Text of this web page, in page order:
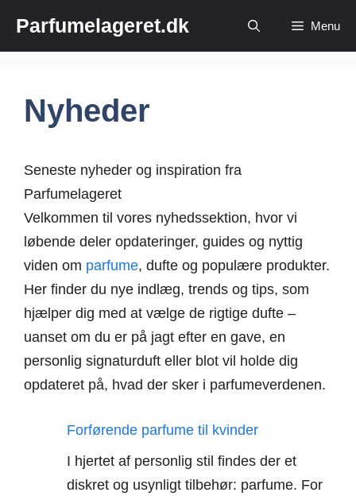
Parfumelageret.dk Menu
Nyheder
Seneste nyheder og inspiration fra
Parfumelageret
Velkommen til vores nyhedssektion, hvor vi
løbende deler opdateringer, guides og nyttig
viden om parfume, dufte og populære produkter.
Her finder du nye indlæg, trends og tips, som
hjælper dig med at vælge de rigtige dufte –
uanset om du er på jagt efter en gave, en
personlig signaturduft eller blot vil holde dig
opdateret på, hvad der sker i parfumeverdenen.
Forførende parfume til kvinder
I hjertet af personlig stil findes der et
diskret og usynligt tilbehør: parfume. For